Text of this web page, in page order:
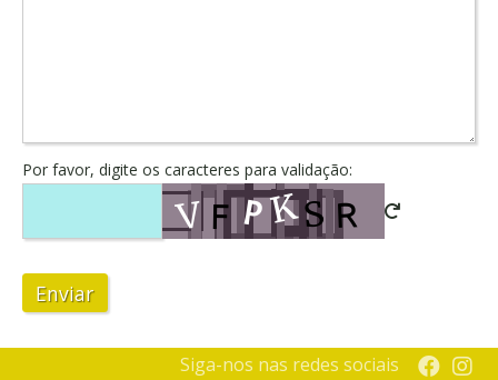
Por favor, digite os caracteres para validação:
Enviar
Siga-nos nas redes sociais